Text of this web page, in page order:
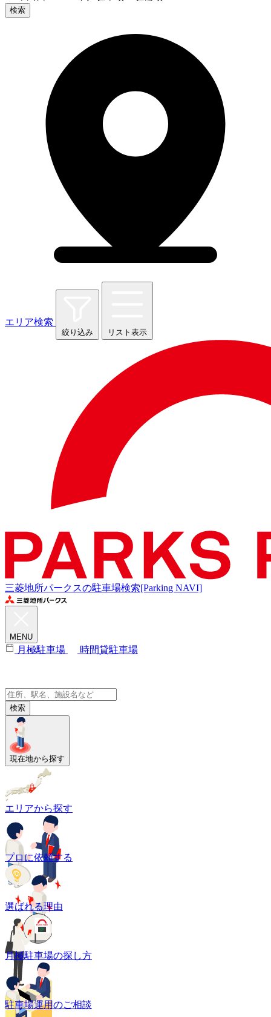
検索
エリア検索
絞り込み リスト表示
三菱地所パークスの駐車場検索[Parking NAVI]
MENU
月極駐車場 時間貸駐車場
検索
現在地から探す
エリアから探す
プロに依頼する
選ばれる理由
月極駐車場の探し方
駐車場運用のご相談